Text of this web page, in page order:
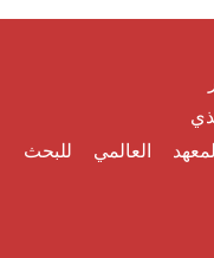
العالمي للبحث